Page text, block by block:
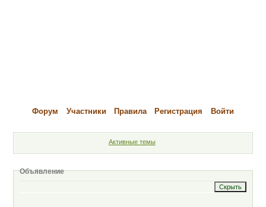
Форум Участники Правила Регистрация Войти
Активные темы
Объявление